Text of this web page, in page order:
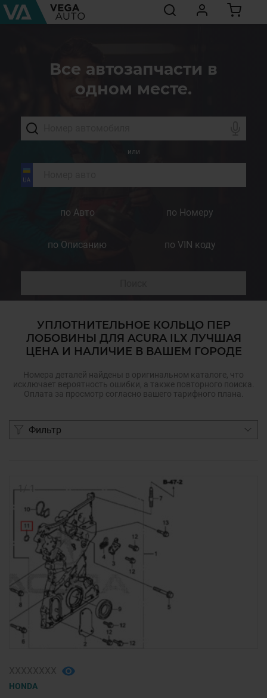
Все автозапчасти в
одном месте.
или
по Авто по Номеру
по Описанию по VIN коду
УПЛОТНИТЕЛЬНОЕ КОЛЬЦО ПЕР
ЛОБОВИНЫ ДЛЯ ACURA ILX ЛУЧШАЯ
ЦЕНА И НАЛИЧИЕ В ВАШЕМ ГОРОДЕ
Номера деталей найдены в оригинальном каталоге, что
исключает вероятность ошибки, а также повторного поиска.
Оплата за просмотр согласно вашего тарифного плана.
Фильтр
HONDA